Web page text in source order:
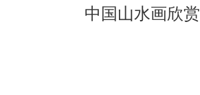
中国山水画欣赏